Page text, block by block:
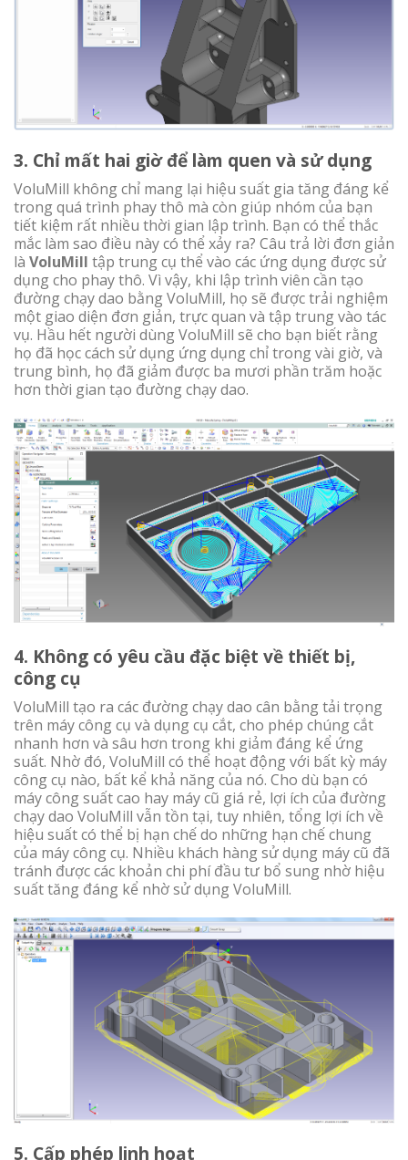
3. Chỉ mất hai giờ để làm quen và sử dụng
VoluMill không chỉ mang lại hiệu suất gia tăng đáng kể
trong quá trình phay thô mà còn giúp nhóm của bạn
tiết kiệm rất nhiều thời gian lập trình. Bạn có thể thắc
mắc làm sao điều này có thể xảy ra? Câu trả lời đơn giản
là VoluMill tập trung cụ thể vào các ứng dụng được sử
dụng cho phay thô. Vì vậy, khi lập trình viên cần tạo
đường chạy dao bằng VoluMill, họ sẽ được trải nghiệm
một giao diện đơn giản, trực quan và tập trung vào tác
vụ. Hầu hết người dùng VoluMill sẽ cho bạn biết rằng
họ đã học cách sử dụng ứng dụng chỉ trong vài giờ, và
trung bình, họ đã giảm được ba mươi phần trăm hoặc
hơn thời gian tạo đường chạy dao.
4. Không có yêu cầu đặc biệt về thiết bị,
công cụ
VoluMill tạo ra các đường chạy dao cân bằng tải trọng
trên máy công cụ và dụng cụ cắt, cho phép chúng cắt
nhanh hơn và sâu hơn trong khi giảm đáng kể ứng
suất. Nhờ đó, VoluMill có thể hoạt động với bất kỳ máy
công cụ nào, bất kể khả năng của nó. Cho dù bạn có
máy công suất cao hay máy cũ giá rẻ, lợi ích của đường
chạy dao VoluMill vẫn tồn tại, tuy nhiên, tổng lợi ích về
hiệu suất có thể bị hạn chế do những hạn chế chung
của máy công cụ. Nhiều khách hàng sử dụng máy cũ đã
tránh được các khoản chi phí đầu tư bổ sung nhờ hiệu
suất tăng đáng kể nhờ sử dụng VoluMill.
5. Cấp phép linh hoạt